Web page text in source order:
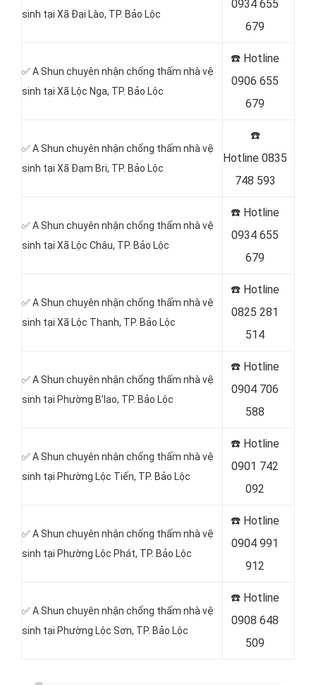
sinh tại Xã Đại Lào, TP. Bảo Lộc
0934 655
679
✅ A Shun chuyên nhận chống thấm nhà vệ
sinh tại Xã Lộc Nga, TP. Bảo Lộc
☎️ Hotline
0906 655
679
✅ A Shun chuyên nhận chống thấm nhà vệ
sinh tại Xã Đạm Bri, TP. Bảo Lộc
☎️
Hotline 0835
748 593
✅ A Shun chuyên nhận chống thấm nhà vệ
sinh tại Xã Lộc Châu, TP. Bảo Lộc
☎️ Hotline
0934 655
679
✅ A Shun chuyên nhận chống thấm nhà vệ
sinh tại Xã Lộc Thanh, TP. Bảo Lộc
☎️ Hotline
0825 281
514
✅ A Shun chuyên nhận chống thấm nhà vệ
sinh tại Phường B’lao, TP. Bảo Lộc
☎️ Hotline
0904 706
588
✅ A Shun chuyên nhận chống thấm nhà vệ
sinh tại Phường Lộc Tiến, TP. Bảo Lộc
☎️ Hotline
0901 742
092
✅ A Shun chuyên nhận chống thấm nhà vệ
sinh tại Phường Lộc Phát, TP. Bảo Lộc
☎️ Hotline
0904 991
912
✅ A Shun chuyên nhận chống thấm nhà vệ
sinh tại Phường Lộc Sơn, TP. Bảo Lộc
☎️ Hotline
0908 648
509